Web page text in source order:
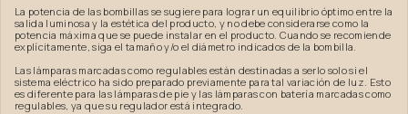
La potencia de las bombillas se sugiere para lograr un equilibrio óptimo entre la
salida luminosa y la estética del producto, y no debe considerarse como la
potencia máxima que se puede instalar en el producto. Cuando se recomiende
explícitamente, siga el tamaño y/o el diámetro indicados de la bombilla.
Las lámparas marcadas como regulables están destinadas a serlo solo si el
sistema eléctrico ha sido preparado previamente para tal variación de luz. Esto
es diferente para las lámparas de pie y las lámparas con batería marcadas como
regulables, ya que su regulador está integrado.